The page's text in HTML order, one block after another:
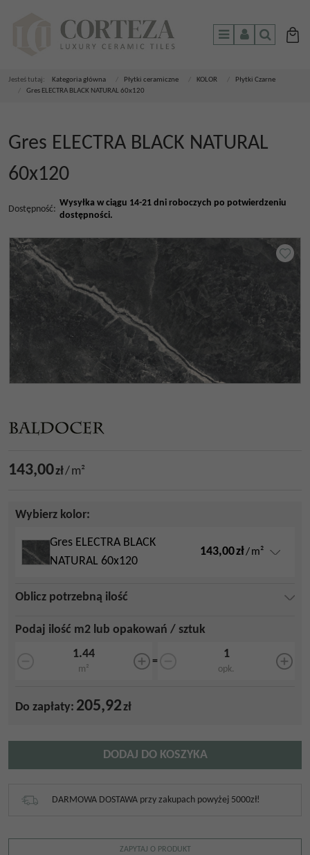
MenuPanelSzukaj
Jesteś tutaj: Kategoria główna Płytki ceramiczne KOLOR
Płytki Czarne
Gres ELECTRA BLACK NATURAL 60x120
Gres ELECTRA BLACK NATURAL
60x120
Dostępność:
Wysyłka w ciągu 14-21 dni roboczych po potwierdzeniu
dostępności.
143,00zł/m²
Wybierz kolor:
Gres ELECTRA BLACK
NATURAL 60x120
143,00zł/m²
Oblicz potrzebną ilość
Podaj ilość m2 lub opakowań / sztuk
m²
=
opk.
Do zapłaty: 205,92zł
DODAJ DO KOSZYKA
DARMOWA DOSTAWA przy zakupach powyżej 5000zł!
ZAPYTAJ O PRODUKT